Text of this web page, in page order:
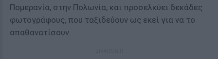
Πομερανία, στην Πολωνία, και προσελκύει δεκάδες
φωτογράφους, που ταξιδεύουν ως εκεί για να το
απαθανατίσουν.